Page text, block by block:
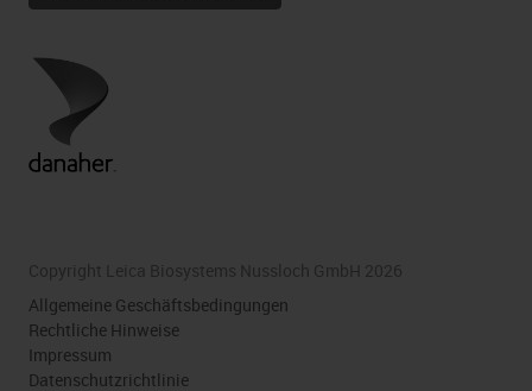
Copyright Leica Biosystems Nussloch GmbH 2026
Allgemeine Geschäftsbedingungen
Rechtliche Hinweise
Impressum
Datenschutzrichtlinie